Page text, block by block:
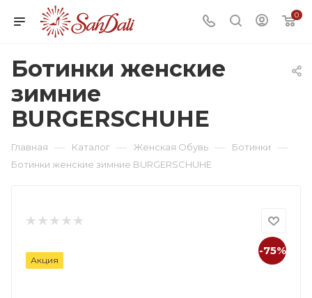
0
Ботинки женские
зимние
BURGERSCHUHE
Главная — Каталог — Женская Обувь — Ботинки —
Ботинки женские зимние BURGERSCHUHE
-75%
Акция